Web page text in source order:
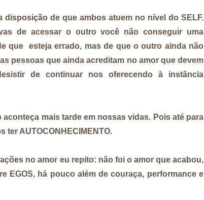
disposição de que ambos atuem no nível do SELF.
de acessar o outro você não conseguir uma
que esteja errado, mas de que o outro ainda não
pessoas que ainda acreditam no amor que devem
de continuar nos oferecendo à instância
mais tarde em nossas vidas. Pois até para
ter AUTOCONHECIMENTO.
no amor eu repito: não foi o amor que acabou,
EGOS, há pouco além de couraça, performance e